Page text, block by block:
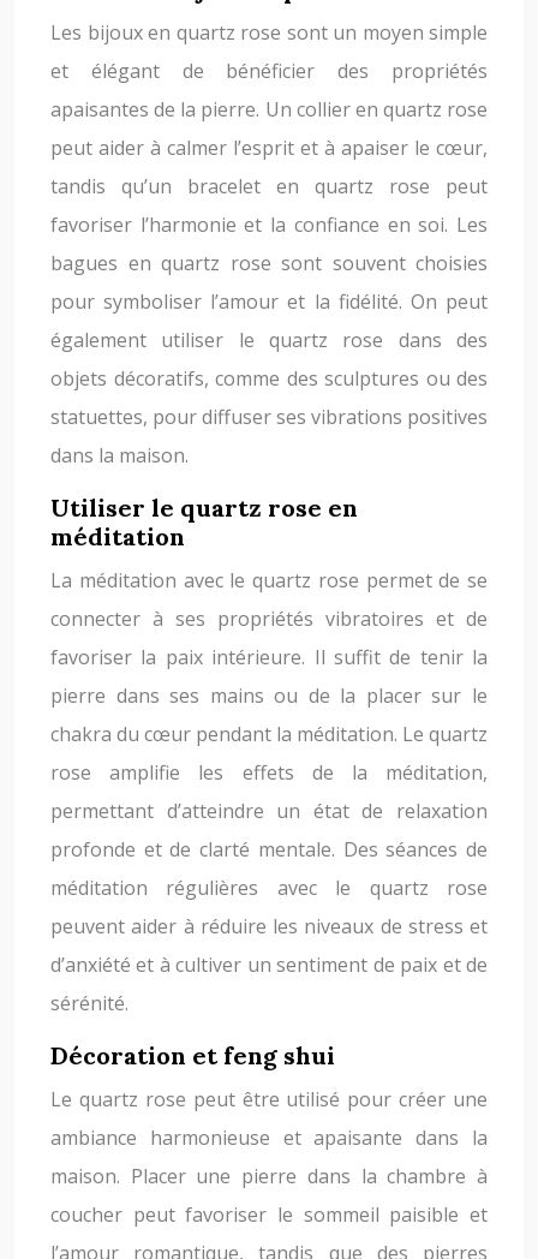
Les bijoux en quartz rose sont un moyen simple
et élégant de bénéficier des propriétés
apaisantes de la pierre. Un collier en quartz rose
peut aider à calmer l’esprit et à apaiser le cœur,
tandis qu’un bracelet en quartz rose peut
favoriser l’harmonie et la confiance en soi. Les
bagues en quartz rose sont souvent choisies
pour symboliser l’amour et la fidélité. On peut
également utiliser le quartz rose dans des
objets décoratifs, comme des sculptures ou des
statuettes, pour diffuser ses vibrations positives
dans la maison.
Utiliser le quartz rose en
méditation
La méditation avec le quartz rose permet de se
connecter à ses propriétés vibratoires et de
favoriser la paix intérieure. Il suffit de tenir la
pierre dans ses mains ou de la placer sur le
chakra du cœur pendant la méditation. Le quartz
rose amplifie les effets de la méditation,
permettant d’atteindre un état de relaxation
profonde et de clarté mentale. Des séances de
méditation régulières avec le quartz rose
peuvent aider à réduire les niveaux de stress et
d’anxiété et à cultiver un sentiment de paix et de
sérénité.
Décoration et feng shui
Le quartz rose peut être utilisé pour créer une
ambiance harmonieuse et apaisante dans la
maison. Placer une pierre dans la chambre à
coucher peut favoriser le sommeil paisible et
l’amour romantique, tandis que des pierres